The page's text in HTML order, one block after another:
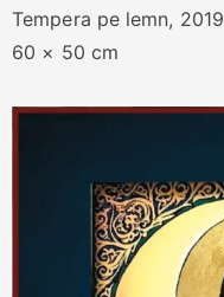
Tempera pe lemn, 2019
60 × 50 cm